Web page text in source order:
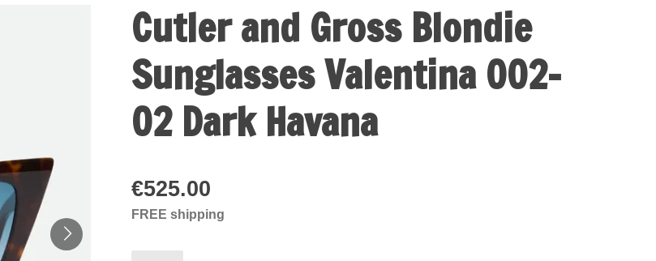
Cutler and Gross Blondie
Sunglasses Valentina 002-
02 Dark Havana
€525.00
FREE shipping